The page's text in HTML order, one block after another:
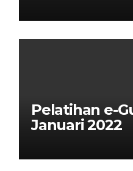
Pelatihan e-
Januari 2022